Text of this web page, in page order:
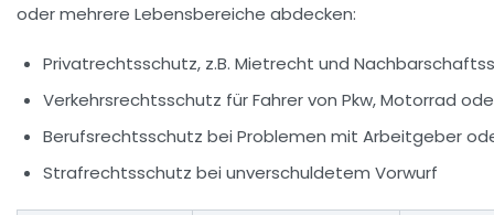
oder mehrere Lebensbereiche abdecken:
Privatrechtsschutz, z.B. Mietrecht und
Verkehrsrechtsschutz für Fahrer von Pkw, Motorrad
Berufsrechtsschutz bei Problemen mit Arbeitgeber
Strafrechtsschutz bei unverschuldetem Vorwurf